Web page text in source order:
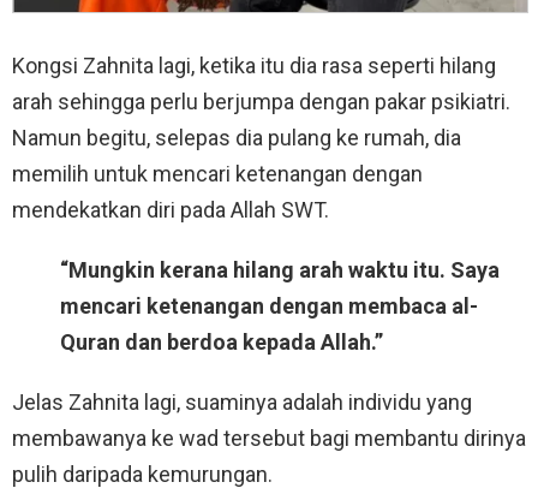
Kongsi Zahnita lagi, ketika itu dia rasa seperti hilang
arah sehingga perlu berjumpa dengan pakar psikiatri.
Namun begitu, selepas dia pulang ke rumah, dia
memilih untuk mencari ketenangan dengan
mendekatkan diri pada Allah SWT.
“Mungkin kerana hilang arah waktu itu. Saya
mencari ketenangan dengan membaca al-
Quran dan berdoa kepada Allah.”
Jelas Zahnita lagi, suaminya adalah individu yang
membawanya ke wad tersebut bagi membantu dirinya
pulih daripada kemurungan.